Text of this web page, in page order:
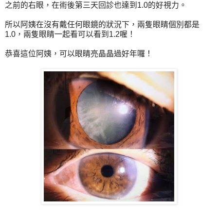
之前的右眼，在術後第三天回診也達到1.0的好視力。
所以阿姨在沒有戴任何眼鏡的狀況下，兩隻眼睛個別都是
1.0，兩隻眼睛一起看可以看到1.2喔！
恭喜這位阿姨，可以眼睛亮晶晶過好年囉！